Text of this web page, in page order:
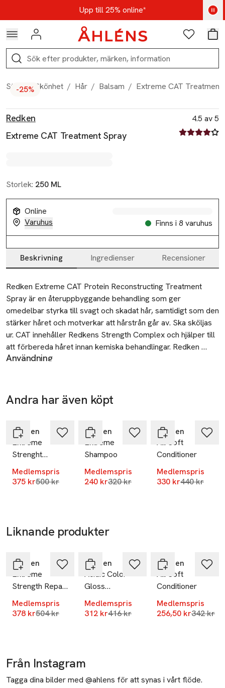
Hoppa till navigationsmenynUpp till 25% online*
Kod: AUG25 - Shoppa nu
Logga in Favoriter
Sök
Start / Skönhet / Hår / Balsam / Extreme CAT Treatment
-25%
Redken
Extreme CAT Treatment Spray
4.5 av 5
4.5 av fem
Storlek: 250 ML
Online
Varuhus
Finns i 8 varuhus
Beskrivning Ingredienser Recensioner
Beskrivning
Redken Extreme CAT Protein Reconstructing Treatment
Spray är en återuppbyggande behandling som ger
omedelbar styrka till svagt och skadat hår, samtidigt som den
stärker håret och motverkar att hårstrån går av. Ska sköljas
ur. CAT innehåller Redkens Strength Complex och hjälper till
att förbereda håret innan kemiska behandlingar. Redken
fokuserar på hållbarhet och inkludering. Redkens
Användning
omedelbart vid kontakt med ögonen.
Återvinning
vatten.
SKU: 65861861
Andra har även köpt
Redken
Extreme
Strenght
Builder Plus
Mask, 250 ml
Medlemspris
375 krLägsta pris 30 dagar
500 kr
-25%
Redken
Extreme
Shampoo
Medlemspris
240 krLägsta pris 30 dagar
320 kr
Redken
All Soft
Conditioner
Medlemspris
330 krLägsta pris
440 kr
Liknande produkter
Redken
Extreme
Strength Repair
Mask
Medlemspris
378 krLägsta pris 30 dagar
504 kr
Redken
Acidic Color
Gloss
Conditioner
Medlemspris
312 krLägsta pris 30 dagar
416 kr
Redken
All Soft
Conditioner
Medlemspris
256,50 krLägsta
342 kr
Från Instagram
Tagga dina bilder med @ahlens för att synas i vårt flöde.